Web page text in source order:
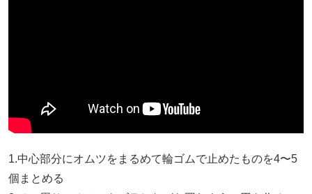
1.中心部分にオムツをまるめて輪ゴムで止めたものを4〜5
個まとめる